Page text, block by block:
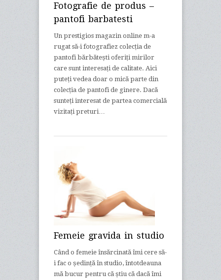
Fotografie de produs –
pantofi barbatesti
Un prestigios magazin online m-a
rugat să-i fotografiez colecția de
pantofi bărbătești oferiți mirilor
care sunt interesați de calitate. Aici
puteți vedea doar o mică parte din
colecția de pantofi de ginere. Dacă
sunteți interesat de partea comercială
vizitați preturi…
Femeie gravida in studio
Când o femeie însărcinată îmi cere să-
i fac o ședință în studio, întotdeauna
mă bucur pentru că știu că dacă îmi